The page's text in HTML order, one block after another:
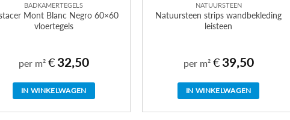
BADKAMERTEGELS
Mont Blanc Negro 60×60
vloertegels
per m² € 32,50
IN WINKELWAGEN
NATUURSTEEN
Natuursteen strips wandbekleding
leisteen
per m² € 39,50
IN WINKELWAGEN